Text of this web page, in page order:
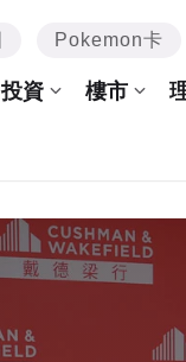
Pokemon卡
投資 樓市